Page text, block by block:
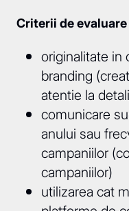
Criterii de
originalitate in
branding
atentie la
comunicare
anului sau
campaniilor
campaniilor)
utilizarea cat